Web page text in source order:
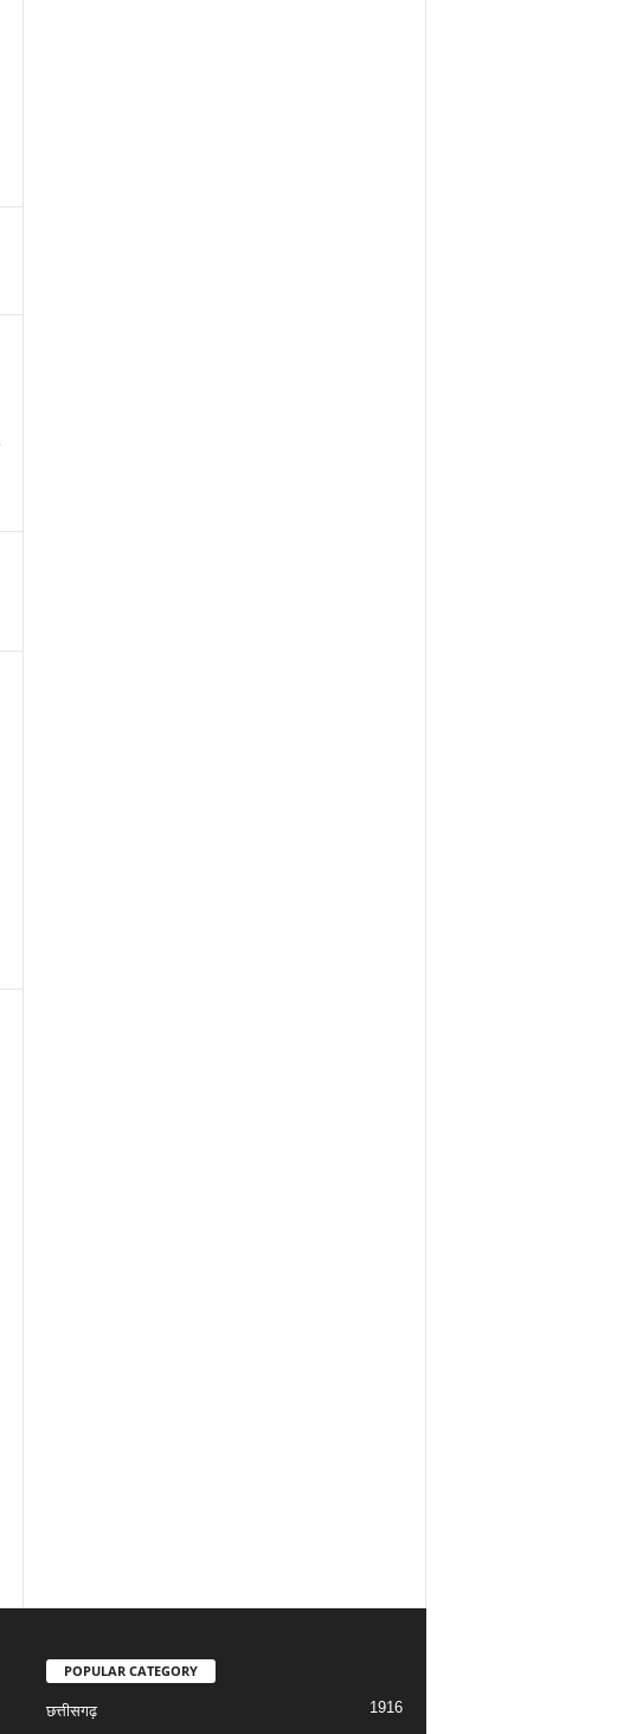
POPULAR CATEGORY
छत्तीसगढ़
1916